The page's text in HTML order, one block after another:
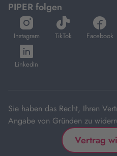
PIPER folgen
Instagram
öffnet
in
neuem
Tab
TikTok
öffnet
in
Facebook
öffnet
in
LinkedIn
öffnet
in
Sie haben das Recht, Ihren
Angabe von Gründen zu
Vertrag